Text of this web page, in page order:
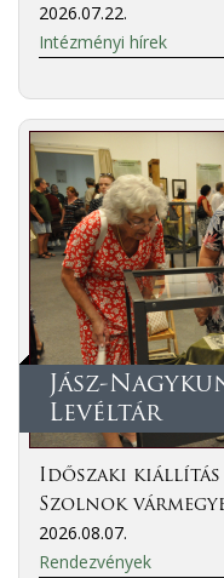
2026.07.22.
Intézményi hírek
Jász-
Levéltár
Időszaki kiállítás
Szolnok
2026.08.07.
Rendezvények